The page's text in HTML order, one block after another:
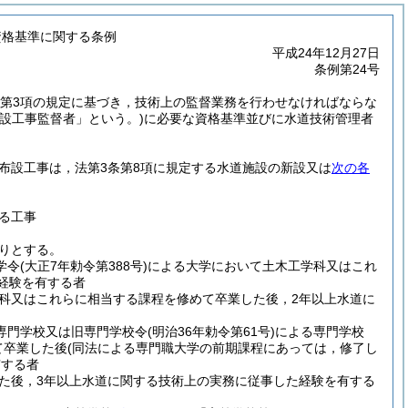
基準に関する条例
平成24年12月27日
条例第24号
3項の規定に基づき，技術上の監督業務を行わせなければならな
工事監督者」という。)に必要な資格基準並びに水道技術管理者
設工事は，法第3条第8項に規定する水道施設の新設又は次の各
工事
とする。
令(大正7年勅令第388号)による大学において土木工学科又はこれ
験を有する者
はこれらに相当する課程を修めて卒業した後，2年以上水道に
門学校又は旧専門学校令(明治36年勅令第61号)による専門学校
業した後(同法による専門職大学の前期課程にあっては，修了し
る者
，3年以上水道に関する技術上の実務に従事した経験を有する